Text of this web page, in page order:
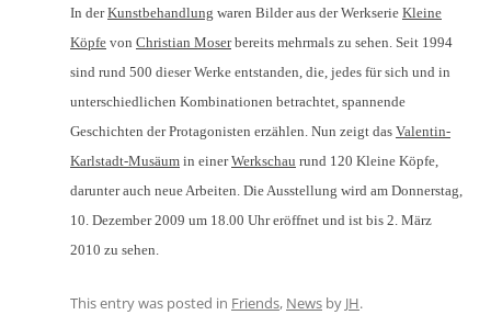
In derKunstbehandlung waren Bilder aus der Werkserie Kleine
Köpfe von Christian Moserbereits mehrmals zu sehen. Seit 1994
sind rund 500 dieser Werke entstanden, die, jedes für sich und in
unterschiedlichen Kombinationen betrachtet, spannende
Geschichten der Protagonisten erzählen. Nun zeigt das Valentin-
Karlstadt-Musäum in einerWerkschau rund 120 Kleine Köpfe,
darunter auch neue Arbeiten. Die Ausstellung wird am Donnerstag,
10. Dezember 2009 um 18.00 Uhr eröffnet und ist bis 2. März
2010 zu sehen.
This entry was posted in Friends, News by JH.